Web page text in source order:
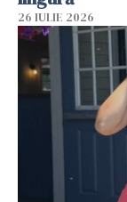
26 IULIE 2026